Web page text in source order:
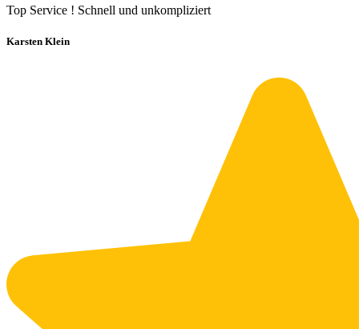
Top Service ! Schnell und unkompliziert
Karsten Klein